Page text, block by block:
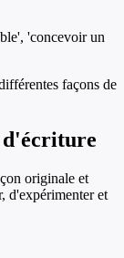
'concevoir un
façons de
originale et
d'expérimenter et